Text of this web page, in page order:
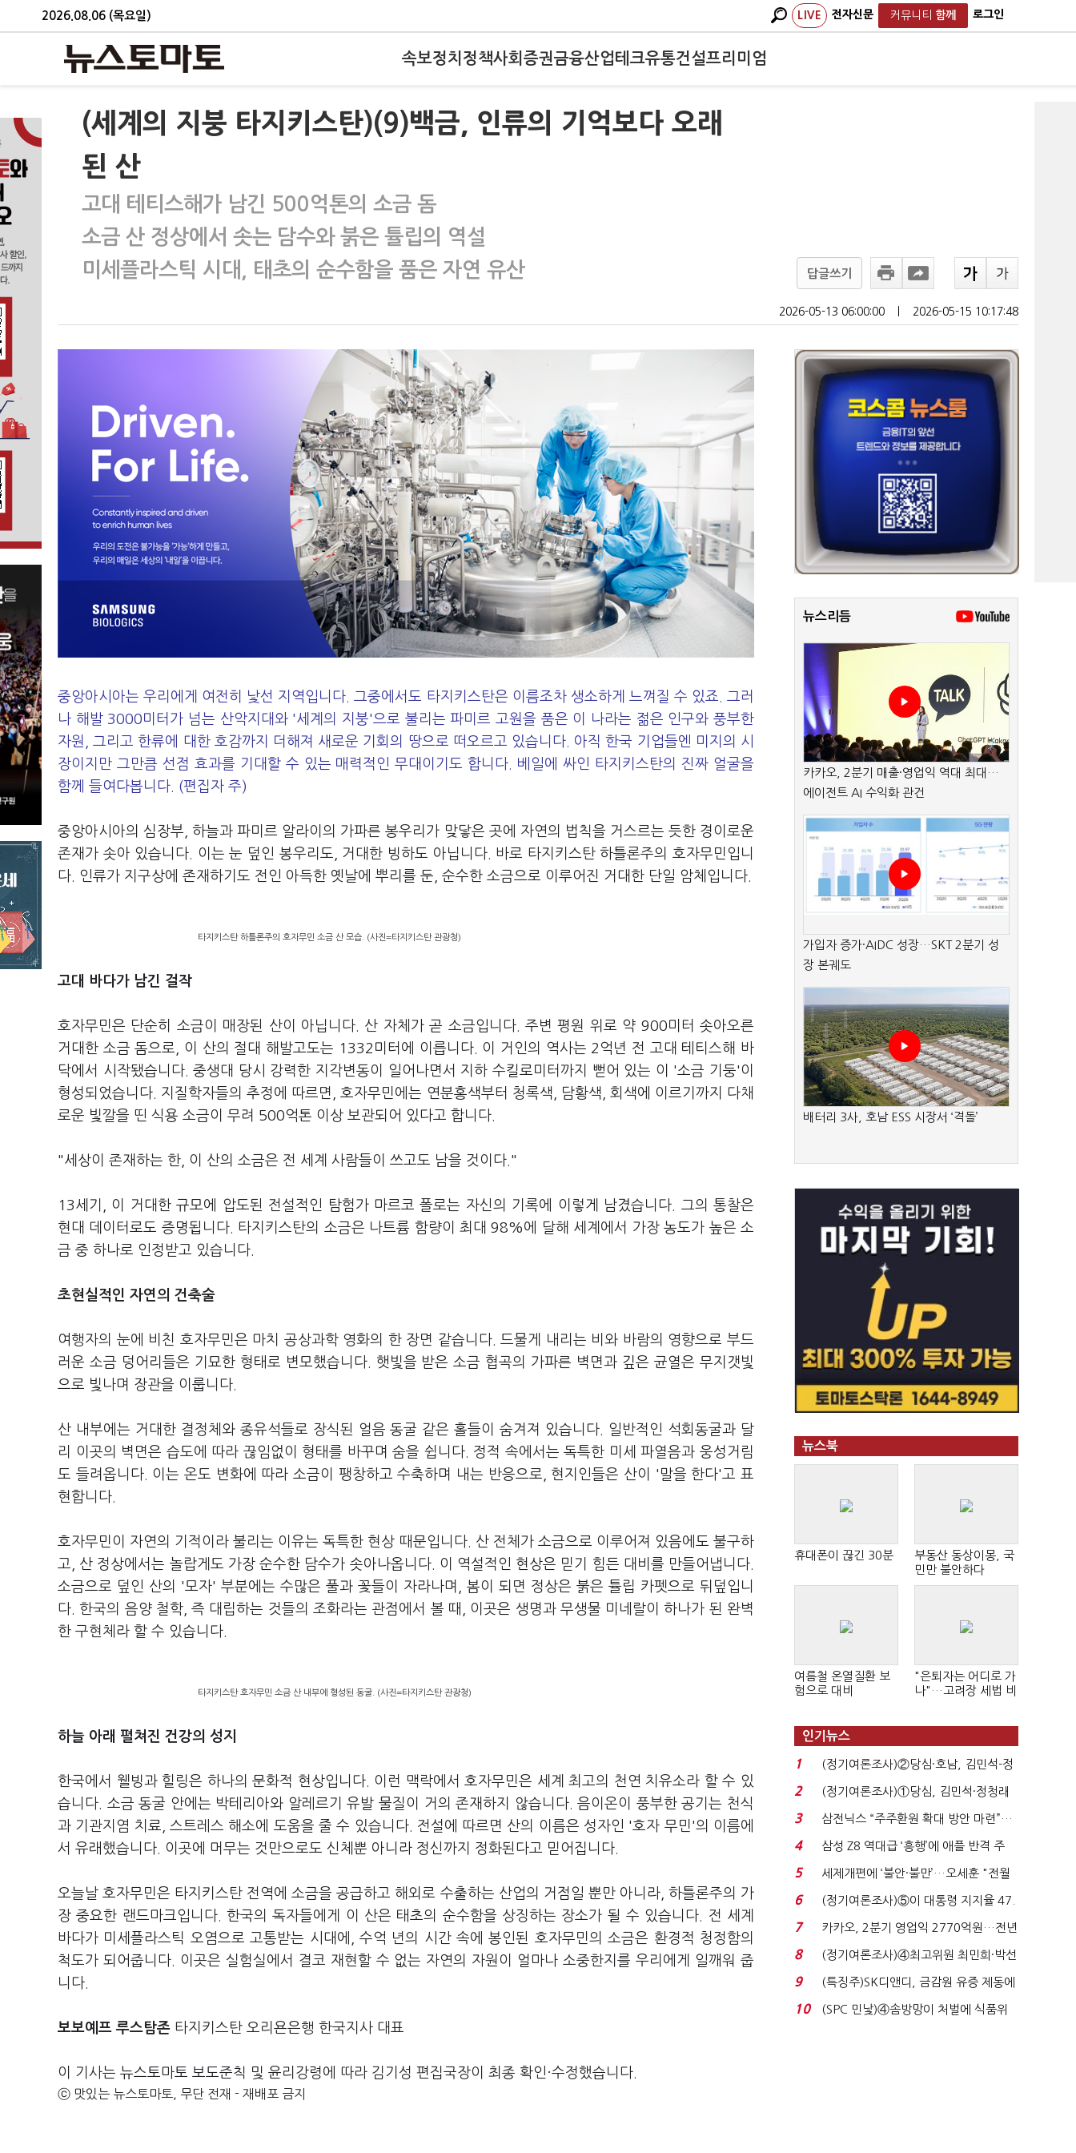
2026.08.06 (목요일) LIVE 전자신문 커뮤니티 함께 로그인
속보정치 정책사회 증권금융산업테크유통건설프리미엄
(세계의 지붕 타지키스탄)(9)백금, 인류의 기억보다 오래
된 산
고대 테티스해가 남긴 500억톤의 소금 돔
소금 산 정상에서 솟는 담수와 붉은 튤립의 역설
미세플라스틱 시대, 태초의 순수함을 품은 자연 유산
답글쓰기
2026-05-13 06:00:00 2026-05-15 10:17:48
중앙아시아는 우리에게 여전히 낯선 지역입니다. 그중에서도 타지키스탄은 이름조차 생소하게 느껴질 수 있죠. 그러
나 해발 3000미터가 넘는 산악지대와 '세계의 지붕'으로 불리는 파미르 고원을 품은 이 나라는 젊은 인구와 풍부한
자원, 그리고 한류에 대한 호감까지 더해져 새로운 기회의 땅으로 떠오르고 있습니다. 아직 한국 기업들엔 미지의 시
장이지만 그만큼 선점 효과를 기대할 수 있는 매력적인 무대이기도 합니다. 베일에 싸인 타지키스탄의 진짜 얼굴을
함께 들여다봅니다. (편집자 주)
중앙아시아의 심장부, 하늘과 파미르 알라이의 가파른 봉우리가 맞닿은 곳에 자연의 법칙을 거스르는 듯한 경이로운
존재가 솟아 있습니다. 이는 눈 덮인 봉우리도, 거대한 빙하도 아닙니다. 바로 타지키스탄 하틀론주의 호자무민입니
다. 인류가 지구상에 존재하기도 전인 아득한 옛날에 뿌리를 둔, 순수한 소금으로 이루어진 거대한 단일 암체입니다.
타지키스탄 하틀론주의 호자무민 소금 산 모습. (사진=타지키스탄 관광청)
고대 바다가 남긴 걸작
호자무민은 단순히 소금이 매장된 산이 아닙니다. 산 자체가 곧 소금입니다. 주변 평원 위로 약 900미터 솟아오른
거대한 소금 돔으로, 이 산의 절대 해발고도는 1332미터에 이릅니다. 이 거인의 역사는 2억년 전 고대 테티스해 바
닥에서 시작됐습니다. 중생대 당시 강력한 지각변동이 일어나면서 지하 수킬로미터까지 뻗어 있는 이 '소금 기둥'이
형성되었습니다. 지질학자들의 추정에 따르면, 호자무민에는 연분홍색부터 청록색, 담황색, 회색에 이르기까지 다채
로운 빛깔을 띤 식용 소금이 무려 500억톤 이상 보관되어 있다고 합니다.
"세상이 존재하는 한, 이 산의 소금은 전 세계 사람들이 쓰고도 남을 것이다."
13세기, 이 거대한 규모에 압도된 전설적인 탐험가 마르코 폴로는 자신의 기록에 이렇게 남겼습니다. 그의 통찰은
현대 데이터로도 증명됩니다. 타지키스탄의 소금은 나트륨 함량이 최대 98%에 달해 세계에서 가장 농도가 높은 소
금 중 하나로 인정받고 있습니다.
초현실적인 자연의 건축술
여행자의 눈에 비친 호자무민은 마치 공상과학 영화의 한 장면 같습니다. 드물게 내리는 비와 바람의 영향으로 부드
러운 소금 덩어리들은 기묘한 형태로 변모했습니다. 햇빛을 받은 소금 협곡의 가파른 벽면과 깊은 균열은 무지갯빛
으로 빛나며 장관을 이룹니다.
산 내부에는 거대한 결정체와 종유석들로 장식된 얼음 동굴 같은 홀들이 숨겨져 있습니다. 일반적인 석회동굴과 달
리 이곳의 벽면은 습도에 따라 끊임없이 형태를 바꾸며 숨을 쉽니다. 정적 속에서는 독특한 미세 파열음과 웅성거림
도 들려옵니다. 이는 온도 변화에 따라 소금이 팽창하고 수축하며 내는 반응으로, 현지인들은 산이 '말을 한다'고 표
현합니다.
호자무민이 자연의 기적이라 불리는 이유는 독특한 현상 때문입니다. 산 전체가 소금으로 이루어져 있음에도 불구하
고, 산 정상에서는 놀랍게도 가장 순수한 담수가 솟아나옵니다. 이 역설적인 현상은 믿기 힘든 대비를 만들어냅니다.
소금으로 덮인 산의 '모자' 부분에는 수많은 풀과 꽃들이 자라나며, 봄이 되면 정상은 붉은 튤립 카펫으로 뒤덮입니
다. 한국의 음양 철학, 즉 대립하는 것들의 조화라는 관점에서 볼 때, 이곳은 생명과 무생물 미네랄이 하나가 된 완벽
한 구현체라 할 수 있습니다.
타지키스탄 호자무민 소금 산 내부에 형성된 동굴. (사진=타지키스탄 관광청)
하늘 아래 펼쳐진 건강의 성지
한국에서 웰빙과 힐링은 하나의 문화적 현상입니다. 이런 맥락에서 호자무민은 세계 최고의 천연 치유소라 할 수 있
습니다. 소금 동굴 안에는 박테리아와 알레르기 유발 물질이 거의 존재하지 않습니다. 음이온이 풍부한 공기는 천식
과 기관지염 치료, 스트레스 해소에 도움을 줄 수 있습니다. 전설에 따르면 산의 이름은 성자인 '호자 무민'의 이름에
서 유래했습니다. 이곳에 머무는 것만으로도 신체뿐 아니라 정신까지 정화된다고 믿어집니다.
오늘날 호자무민은 타지키스탄 전역에 소금을 공급하고 해외로 수출하는 산업의 거점일 뿐만 아니라, 하틀론주의 가
장 중요한 랜드마크입니다. 한국의 독자들에게 이 산은 태초의 순수함을 상징하는 장소가 될 수 있습니다. 전 세계
바다가 미세플라스틱 오염으로 고통받는 시대에, 수억 년의 시간 속에 봉인된 호자무민의 소금은 환경적 청정함의
척도가 되어줍니다. 이곳은 실험실에서 결코 재현할 수 없는 자연의 자원이 얼마나 소중한지를 우리에게 일깨워 줍
니다.
보보예프 루스탐존 타지키스탄 오리욘은행 한국지사 대표
이 기사는 뉴스토마토 보도준칙 및 윤리강령에 따라 김기성 편집국장이 최종 확인·수정했습니다.
ⓒ 맛있는 뉴스토마토, 무단 전재 - 재배포 금지
뉴스리듬
카카오, 2분기 매출·영업익 역대 최대…
에이전트 AI 수익화 관건
가입자 증가·AIDC 성장…SKT 2분기 성
장 본궤도
배터리 3사, 호남 ESS 시장서 ‘격돌’
뉴스북
휴대폰이 끊긴 30분
부동산 동상이몽, 국
민만 불안하다
여름철 온열질환 보
험으로 대비
"은퇴자는 어디로 가
나"…고려장 세법 비
인기뉴스
1
(정기여론조사)②당심·호남, 김민석-정
청래 '초접전'...
2
(정기여론조사)①당심, 김민석·정청래
'초접전'…대통령 ...
3
삼전닉스 “주주환원 확대 방안 마련”…
로이터에 성명...
4
삼성 Z8 역대급 ‘흥행’에 애플 반격 주
목…9월 ‘폴...
5
세제개편에 ‘불안·불만’…오세훈 "전월
세 구하기 더 ...
6
(정기여론조사)⑤이 대통령 지지율 47.
7%…일주일 만에 ...
7
카카오, 2분기 영업익 2770억원…전년
비 36% 증가...
8
(정기여론조사)④최고위원 최민희·박선
원 '양강'…서미...
9
(특징주)SK디앤디, 금감원 유증 제동에
장 초반 상한가...
10
(SPC 민낯)④솜방망이 처벌에 식품위